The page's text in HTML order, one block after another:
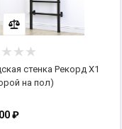
стенка Рекорд X1
на пол)
₽